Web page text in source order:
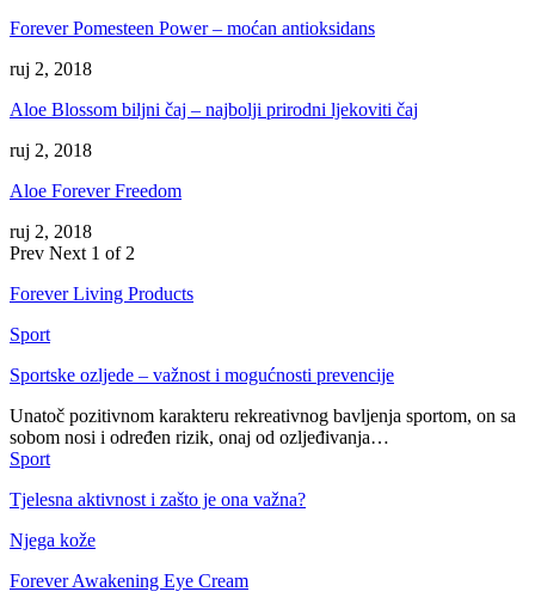
Forever Pomesteen Power – moćan antioksidans
ruj 2, 2018
Aloe Blossom biljni čaj – najbolji prirodni ljekoviti čaj
ruj 2, 2018
Aloe Forever Freedom
ruj 2, 2018
Prev Next 1 of 2
Forever Living Products
Sport
Sportske ozljede – važnost i mogućnosti prevencije
Unatoč pozitivnom karakteru rekreativnog bavljenja sportom, on sa
sobom nosi i određen rizik, onaj od ozljeđivanja…
Sport
Tjelesna aktivnost i zašto je ona važna?
Njega kože
Forever Awakening Eye Cream